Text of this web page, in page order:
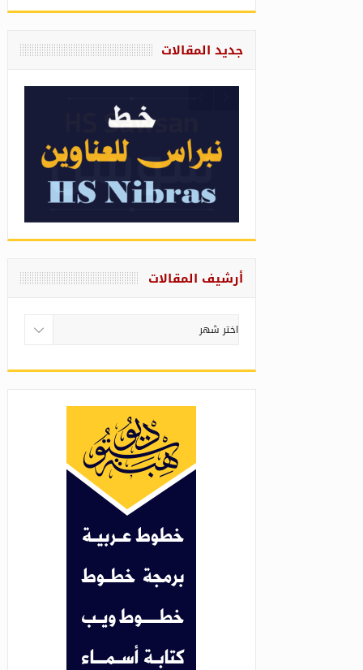
جديد المقالات
أرشيف المقالات
أرشيف
المقالات